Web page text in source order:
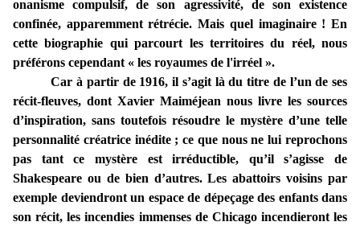
onanisme compulsif, de son agressivité, de son existence
confinée, apparemment rétrécie. Mais quel imaginaire ! En
cette biographie qui parcourt les territoires du réel, nous
préférons cependant « les royaumes de l'irréel ».
Car à partir de 1916, il s’agit là du titre de l’un de ses
récit-fleuves, dont Xavier Maiméjean nous livre les sources
d’inspiration, sans toutefois résoudre le mystère d’une telle
personnalité créatrice inédite ; ce que nous ne lui reprochons
pas tant ce mystère est irréductible, qu’il s’agisse de
Shakespeare ou de bien d’autres. Les abattoirs voisins par
exemple deviendront un espace de dépeçage des enfants dans
son récit, les incendies immenses de Chicago incendieront les